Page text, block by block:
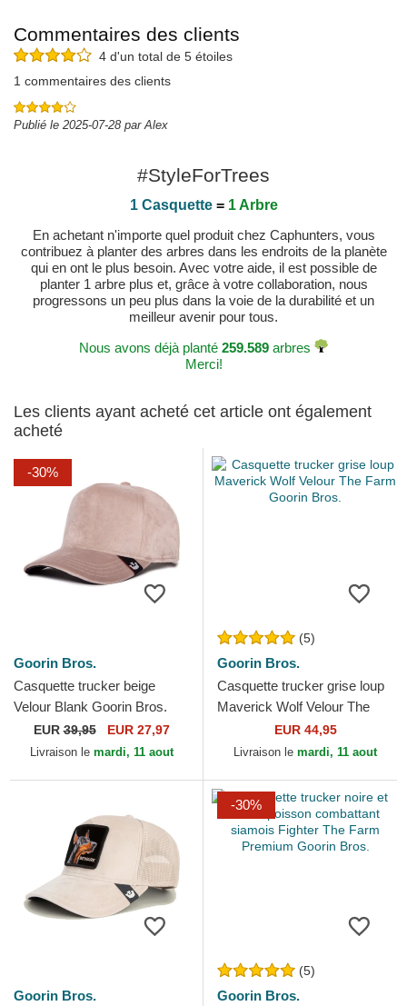
Commentaires des clients
4 d'un total de 5 étoiles
1 commentaires des clients
Publié le 2025-07-28 par Alex
#StyleForTrees
1 Casquette= 1 Arbre
En achetant n'importe quel produit chez Caphunters, vous
contribuez à planter des arbres dans les endroits de la planète
qui en ont le plus besoin. Avec votre aide, il est possible de
planter 1 arbre plus et, grâce à votre collaboration, nous
progressons un peu plus dans la voie de la durabilité et un
meilleur avenir pour tous.
Nous avons déjà planté 259.589 arbres
Merci!
Les clients ayant acheté cet article ont également
acheté
-30%
Goorin Bros.
Casquette trucker beige
Velour Blank Goorin Bros.
EUR39,95 EUR 27,97
Livraison le mardi, 11 aout
(5)
Goorin Bros.
Casquette trucker grise loup
Maverick Wolf Velour The
Farm Goorin Bros.
EUR 44,95
Livraison le mardi, 11 aout
Goorin Bros.
-30%
(5)
Goorin Bros.